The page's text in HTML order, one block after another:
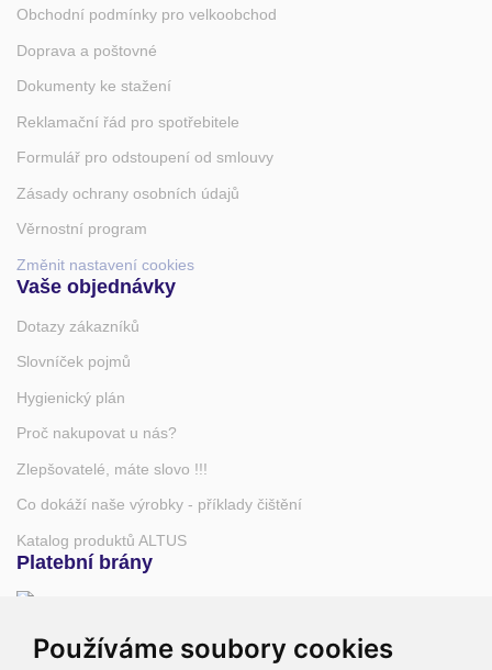
Používáme soubory cookies
Obchodní podmínky pro velkoobchod
Doprava a poštovné
Dokumenty ke stažení
Reklamační řád pro spotřebitele
Formulář pro odstoupení od smlouvy
Zásady ochrany osobních údajů
Věrnostní program
Změnit nastavení cookies
Vaše objednávky
Dotazy zákazníků
Slovníček pojmů
Hygienický plán
Proč nakupovat u nás?
Zlepšovatelé, máte slovo !!!
Co dokáží naše výrobky - příklady čištění
Katalog produktů ALTUS
Platební brány